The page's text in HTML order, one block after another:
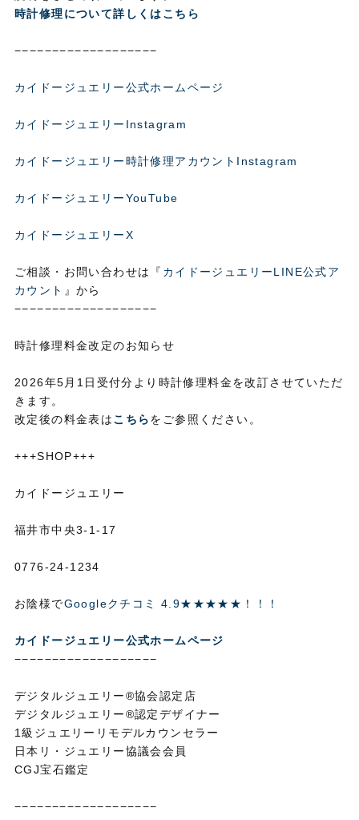
時計修理について詳しくはこちら
−−−−−−−−−−−−−−−−−−−
カイドージュエリー公式ホームページ
カイドージュエリーInstagram
カイドージュエリー時計修理アカウントInstagram
カイドージュエリーYouTube
カイドージュエリーX
ご相談・お問い合わせは『 カイドージュエリーLINE公式ア
カウント 』から
−−−−−−−−−−−−−−−−−−−
時計修理料金改定のお知らせ
2026年5月1日受付分より時計修理料金を改訂させていただ
きます。
改定後の料金表はこちらをご参照ください。
+++SHOP+++
カイドージュエリー
福井市中央3-1-17
0776-24-1234
お陰様でGoogleクチコミ 4.9★★★★★！！！
カイドージュエリー公式ホームページ
−−−−−−−−−−−−−−−−−−−
デジタルジュエリー®協会認定店
デジタルジュエリー®認定デザイナー
1級ジュエリーリモデルカウンセラー
日本リ・ジュエリー協議会会員
CGJ宝石鑑定
−−−−−−−−−−−−−−−−−−−